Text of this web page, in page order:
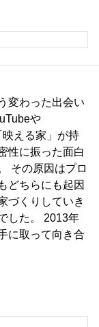
変わった出会い
や
映える家」が持
性に振った面白
その原因はプロ
どちらにも起因
づくりしていき
した。 2013年
に取って向き合